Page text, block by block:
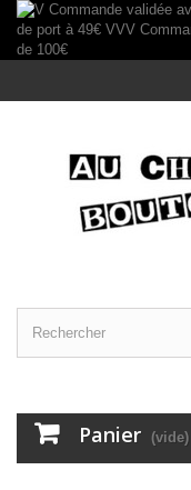
Panier (vide)